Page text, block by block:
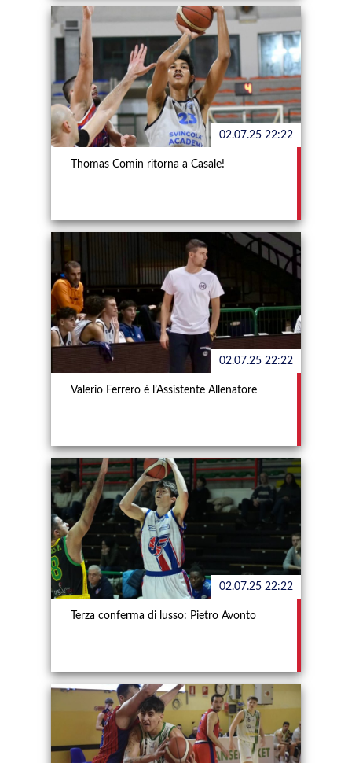
02.07.25 22:22
Thomas Comin ritorna a Casale!
02.07.25 22:22
Valerio Ferrero è l’Assistente Allenatore
02.07.25 22:22
Terza conferma di lusso: Pietro Avonto